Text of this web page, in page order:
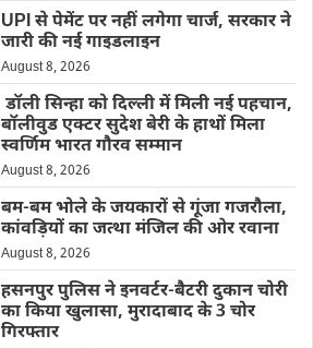
UPI से पेमेंट पर नहीं लगेगा चार्ज, सरकार ने
जारी की नई गाइडलाइन
August 8, 2026
डॉली सिन्हा को दिल्ली में मिली नई पहचान,
बॉलीवुड एक्टर सुदेश बेरी के हाथों मिला
स्वर्णिम भारत गौरव सम्मान
August 8, 2026
बम-बम भोले के जयकारों से गूंजा गजरौला,
कांवड़ियों का जत्था मंजिल की ओर रवाना
August 8, 2026
हसनपुर पुलिस ने इनवर्टर-बैटरी दुकान चोरी
का किया खुलासा, मुरादाबाद के 3 चोर
गिरफ्तार